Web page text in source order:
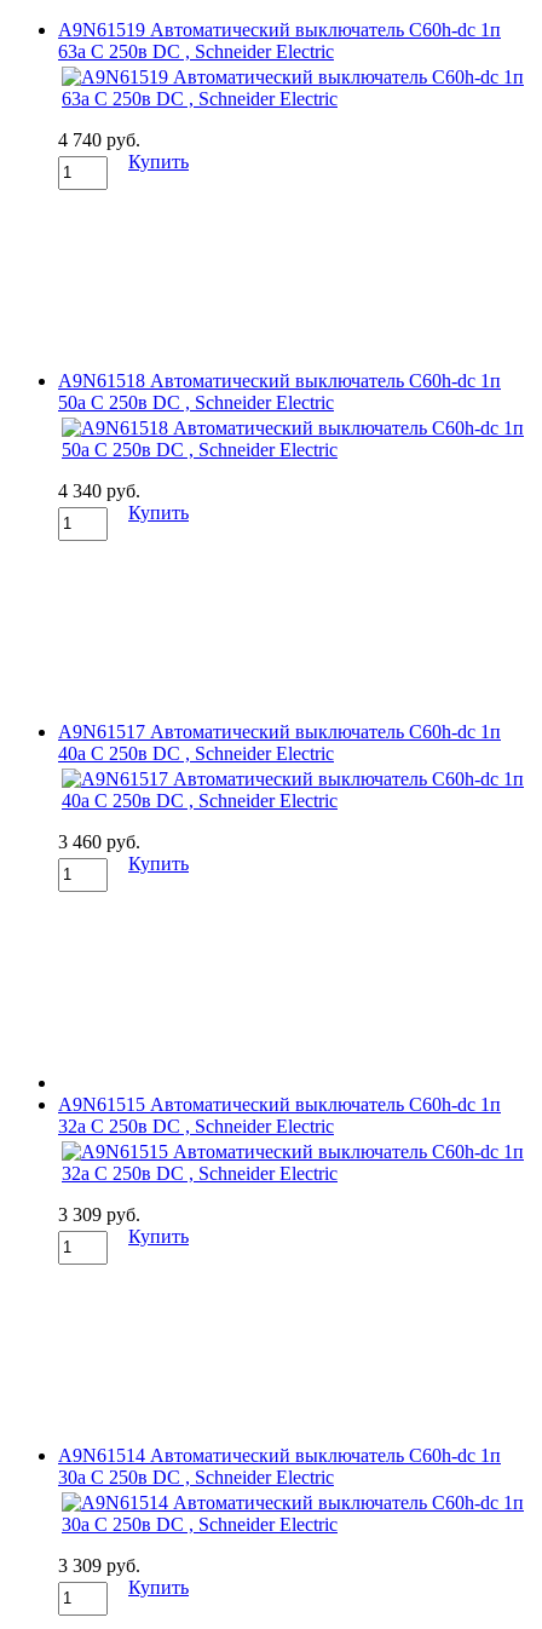
A9N61519 Автоматический выключатель C60h-dc 1п
63а C 250в DC , Schneider Electric
4 740 руб.
Купить
A9N61518 Автоматический выключатель C60h-dc 1п
50а C 250в DC , Schneider Electric
4 340 руб.
Купить
A9N61517 Автоматический выключатель C60h-dc 1п
40а C 250в DC , Schneider Electric
3 460 руб.
Купить
A9N61515 Автоматический выключатель C60h-dc 1п
32а C 250в DC , Schneider Electric
3 309 руб.
Купить
A9N61514 Автоматический выключатель C60h-dc 1п
30а C 250в DC , Schneider Electric
3 309 руб.
Купить